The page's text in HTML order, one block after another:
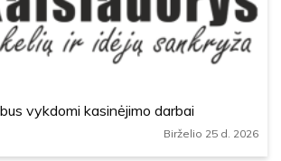
vykdomi kasinėjimo darbai
Birželio 25 d. 2026